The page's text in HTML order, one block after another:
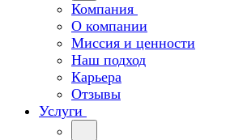
Компания
О компании
Миссия и ценности
Наш подход
Карьера
Отзывы
Услуги